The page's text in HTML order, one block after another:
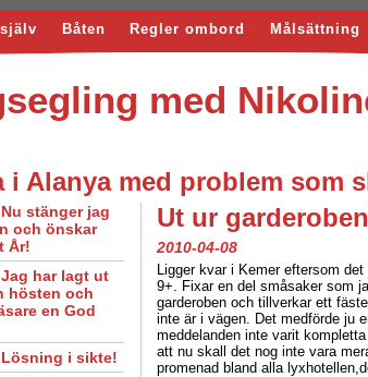
Båten Regler ombord Målsättning
med
i Alanya med problem som
Nu stänger jag
och önskar
År!
Jag har lagt ut
hösten och
en God
Lösning i sikte!
Ut ur
2010-04-08
Ligger kvar i Kemer eftersom
9+. Fixar en del småsaker som
garderoben och tillverkar ett
inte är i vägen. Det medförde ju
meddelanden inte varit
att nu skall det nog inte vara
promenad bland alla